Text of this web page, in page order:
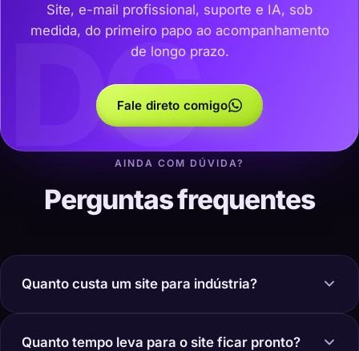
DC
Site, e-mail profissional, suporte e IA, sob
medida, do primeiro papo ao acompanhamento
de longo prazo.
Fale direto comigo
AINDA COM DÚVIDA?
Perguntas frequentes
Quanto custa um site para indústria?
Quanto tempo leva para o site ficar pronto?